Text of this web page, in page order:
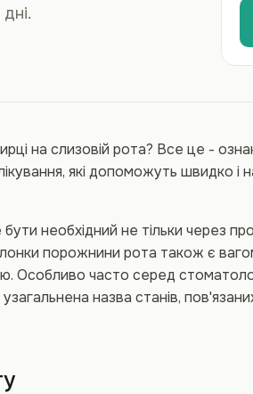
на слизовій рота? Все це -
які допоможуть швидко
необхідний не тільки через
порожнини рота також є
Особливо часто серед
назва станів,